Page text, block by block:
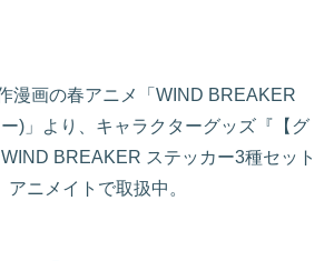
漫画の春アニメ「WIND BREAKER
)」より、キャラクターグッズ『【グ
BREAKER ステッカー3種セット
アニメイトで取扱中。